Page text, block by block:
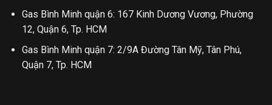
Gas Bình Minh quận 6: 167 Kinh Dương Vương, Phường
12, Quận 6, Tp. HCM
Gas Bình Minh quận 7: 2/9A Đường Tân Mỹ, Tân Phú,
Quận 7, Tp. HCM